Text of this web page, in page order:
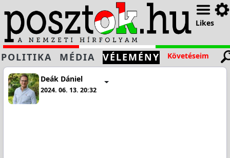
Likes
POLITIKA MÉDIA VÉLEMÉNY Követéseim
Deák Dániel
2024. 06. 13. 20:32